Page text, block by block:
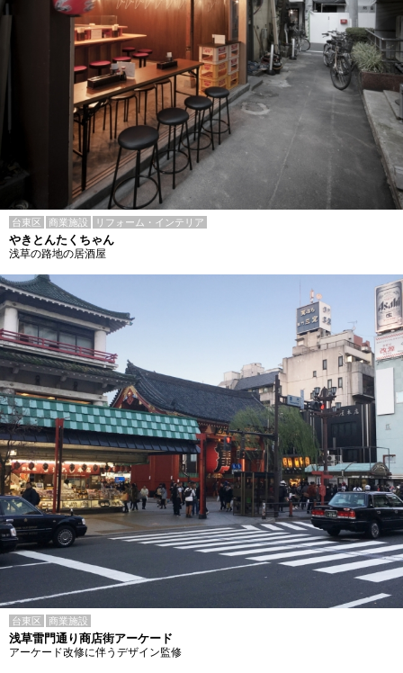
台東区 商業施設 リフォーム・インテリア
やきとんたくちゃん
浅草の路地の居酒屋
台東区 商業施設
浅草雷門通り商店街アーケード
アーケード改修に伴うデザイン監修